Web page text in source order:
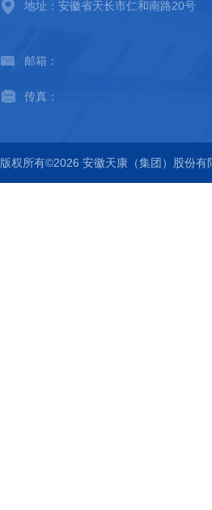
地址：安徽省天长市仁和南路20号
邮箱：
传真：
版权所有©2026 安徽天康（集团）股份